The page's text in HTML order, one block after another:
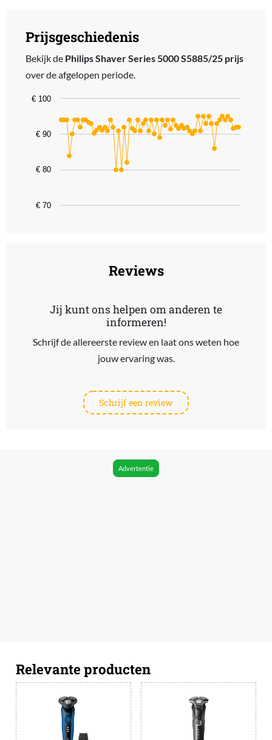
Prijsgeschiedenis
Bekijk de Philips Shaver Series 5000 S5885/25 prijs
over de afgelopen periode.
Chart
Line chart with 66 data points.
The chart has 1 X axis displaying categories.
The chart has 1 Y axis displaying values. Data ranges from 80 to
€ 70
€ 80
€ 90
€ 100
Reviews
Jij kunt ons helpen om anderen te
informeren!
Schrijf de allereerste review en laat ons weten hoe
jouw ervaring was.
Schrijf een review
Advertentie
Relevante producten